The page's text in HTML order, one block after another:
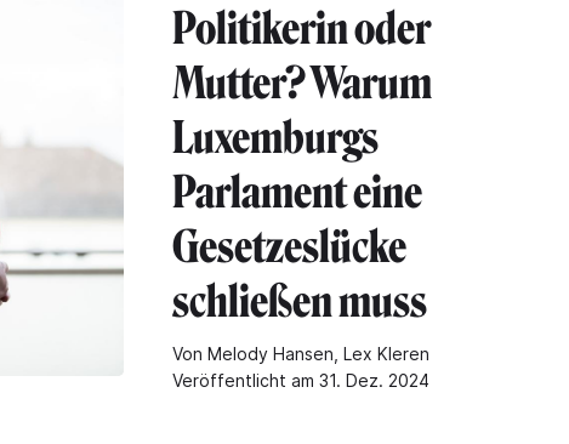
Politikerin oder
Mutter? Warum
Luxemburgs
Parlament eine
Gesetzeslücke
schließen muss
Von Melody Hansen, Lex Kleren
Veröffentlicht am 31. Dez. 2024